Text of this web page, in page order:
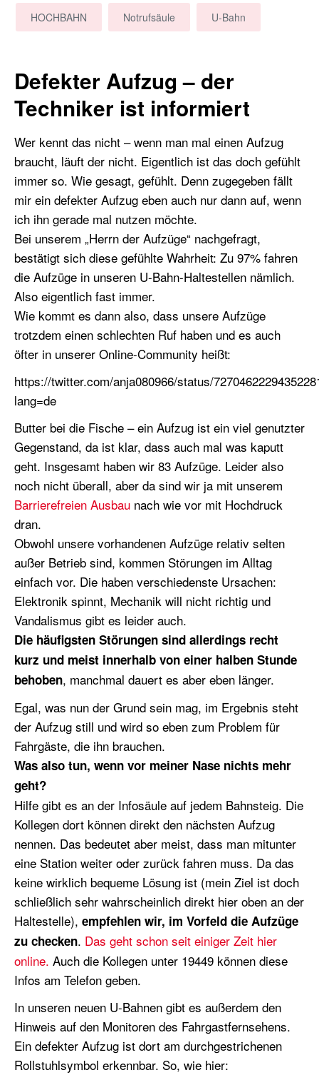
HOCHBAHN Notrufsäule U-Bahn
Defekter Aufzug – der
Techniker ist informiert
Wer kennt das nicht – wenn man mal einen Aufzug
braucht, läuft der nicht. Eigentlich ist das doch gefühlt
immer so. Wie gesagt, gefühlt. Denn zugegeben fällt
mir ein defekter Aufzug eben auch nur dann auf, wenn
ich ihn gerade mal nutzen möchte.
Bei unserem „Herrn der Aufzüge“ nachgefragt,
bestätigt sich diese gefühlte Wahrheit: Zu 97% fahren
die Aufzüge in unseren U-Bahn-Haltestellen nämlich.
Also eigentlich fast immer.
Wie kommt es dann also, dass unsere Aufzüge
trotzdem einen schlechten Ruf haben und es auch
öfter in unserer Online-Community heißt:
https://twitter.com/anja080966/status/
lang=de
Butter bei die Fische – ein Aufzug ist ein viel genutzter
Gegenstand, da ist klar, dass auch mal was kaputt
geht. Insgesamt haben wir 83 Aufzüge. Leider also
noch nicht überall, aber da sind wir ja mit unserem
Barrierefreien Ausbau nach wie vor mit Hochdruck
dran.
Obwohl unsere vorhandenen Aufzüge relativ selten
außer Betrieb sind, kommen Störungen im Alltag
einfach vor. Die haben verschiedenste Ursachen:
Elektronik spinnt, Mechanik will nicht richtig und
Vandalismus gibt es leider auch.
Die häufigsten Störungen sind allerdings recht
kurz und meist innerhalb von einer halben Stunde
behoben, manchmal dauert es aber eben länger.
Egal, was nun der Grund sein mag, im Ergebnis steht
der Aufzug still und wird so eben zum Problem für
Fahrgäste, die ihn brauchen.
Was also tun, wenn vor meiner Nase nichts mehr
geht?
Hilfe gibt es an der Infosäule auf jedem Bahnsteig. Die
Kollegen dort können direkt den nächsten Aufzug
nennen. Das bedeutet aber meist, dass man mitunter
eine Station weiter oder zurück fahren muss. Da das
keine wirklich bequeme Lösung ist (mein Ziel ist doch
schließlich sehr wahrscheinlich direkt hier oben an der
Haltestelle), empfehlen wir, im Vorfeld die Aufzüge
zu checken. Das geht schon seit einiger Zeit hier
online. Auch die Kollegen unter 19449 können diese
Infos am Telefon geben.
In unseren neuen U-Bahnen gibt es außerdem den
Hinweis auf den Monitoren des Fahrgastfernsehens.
Ein defekter Aufzug ist dort am durchgestrichenen
Rollstuhlsymbol erkennbar. So, wie hier: